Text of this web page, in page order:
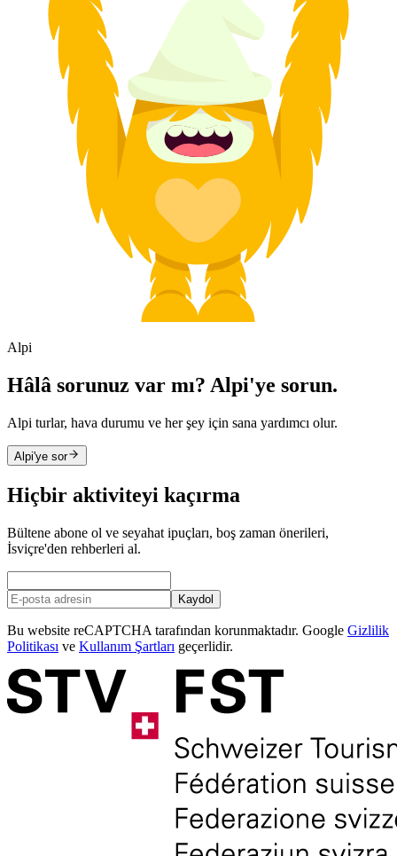
Alpi
Hâlâ sorunuz var mı? Alpi'ye sorun.
Alpi turlar, hava durumu ve her şey için sana yardımcı olur.
Alpi'ye sor
Hiçbir aktiviteyi kaçırma
Bültene abone ol ve seyahat ipuçları, boş zaman önerileri,
İsviçre'den rehberleri al.
Kaydol
Bu website reCAPTCHA tarafından korunmaktadır. Google Gizlilik
Politikası ve Kullanım Şartları geçerlidir.